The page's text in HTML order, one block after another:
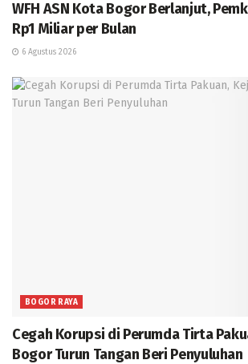
WFH ASN Kota Bogor Berlanjut,
Rp1 Miliar per Bulan
6 Agustus 2026
BOGOR RAYA
Cegah Korupsi di Perumda Tirta
Bogor Turun Tangan Beri Penyuluhan